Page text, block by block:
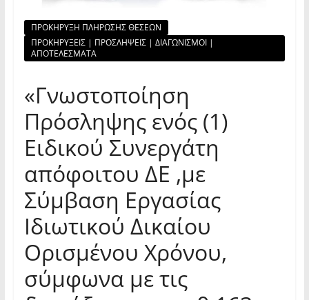
ΠΡΟΚΗΡΥΞΗ ΠΛΗΡΩΣΗΣ ΘΕΣΕΩΝ
ΠΡΟΚΗΡΥΞΕΙΣ | ΠΡΟΣΛΗΨΕΙΣ | ΔΙΑΓΩΝΙΣΜΟΙ |
ΑΠΟΤΕΛΕΣΜΑΤΑ
«Γνωστοποίηση
Πρόσληψης ενός (1)
Ειδικού Συνεργάτη
απόφοιτου ΔΕ ,με
Σύμβαση Εργασίας
Ιδιωτικού Δικαίου
Ορισμένου Χρόνου,
σύμφωνα με τις